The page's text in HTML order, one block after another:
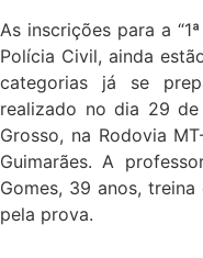
As inscrições para a
Polícia Civil, ainda
categorias já se
realizado no dia 29
Grosso, na Rodovia
Guimarães. A
Gomes, 39 anos,
pela prova.